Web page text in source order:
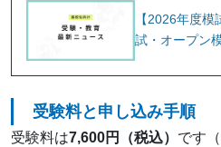
【2026年度
試・オープン
受験料と申し込み手順
受験料は7,600円（税込） です